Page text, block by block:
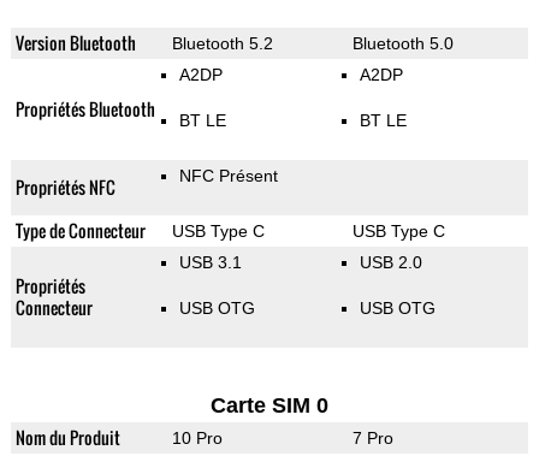
Version Bluetooth Bluetooth 5.2 Bluetooth 5.0
Propriétés Bluetooth
A2DP
BT LE
A2DP
BT LE
Propriétés NFC NFC Présent
Type de Connecteur USB Type C USB Type C
Propriétés
Connecteur
USB 3.1
USB OTG
USB 2.0
USB OTG
Carte SIM 0
Nom du Produit 10 Pro 7 Pro